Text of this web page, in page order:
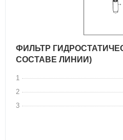
ФИЛЬТР
СОСТАВЕ ЛИНИИ)
1
2
3